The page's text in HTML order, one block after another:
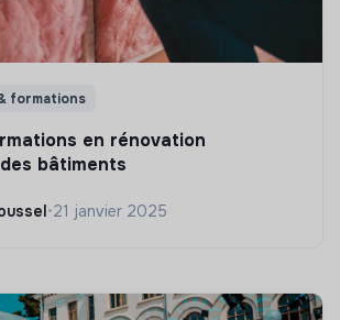
formations
en rénovation
bâtiments
•21 janvier 2025